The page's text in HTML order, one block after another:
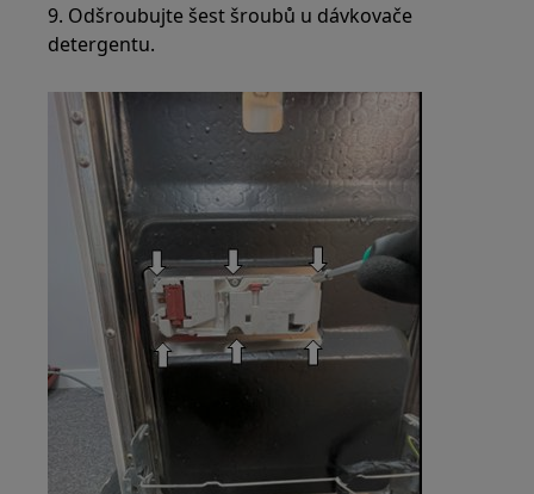
9. Odšroubujte šest šroubů u dávkovače
detergentu.